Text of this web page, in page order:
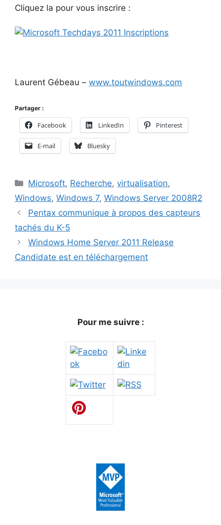
Cliquez la pour vous inscrire :
Laurent Gébeau – www.toutwindows.com
Partager :
Facebook LinkedIn Pinterest
E-mail Bluesky
Catégories
Microsoft, Recherche,virtualisation,
Windows, Windows 7, Windows Server 2008R2
Pentax communique à propos des capteurs
tachés du K-5
Windows Home Server 2011 Release
Candidate est en téléchargement
Pour me suivre :